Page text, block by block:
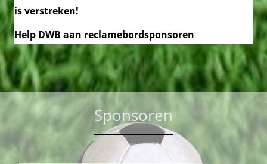
is verstreken!
Help DWB aan reclamebordsponsoren
Sponsoren